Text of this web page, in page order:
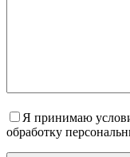
Я принимаю
обработку